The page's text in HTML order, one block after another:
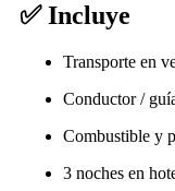
✅Incluye
Transporte en
Conductor /
Combustible y
3 noches en